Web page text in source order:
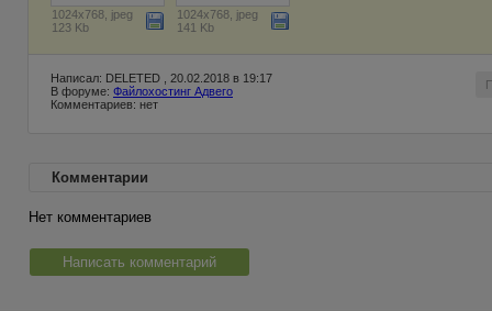
1024x768, jpeg
123 Kb
1024x768, jpeg
141 Kb
Написал: DELETED , 20.02.2018 в 19:17
В форуме: Файлохостинг Адвего
Комментариев: нет
Комментарии
Нет комментариев
Написать комментарий